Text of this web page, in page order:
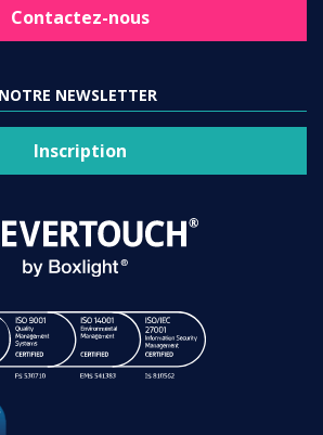
Contactez-nous
NEWSLETTER
Inscription